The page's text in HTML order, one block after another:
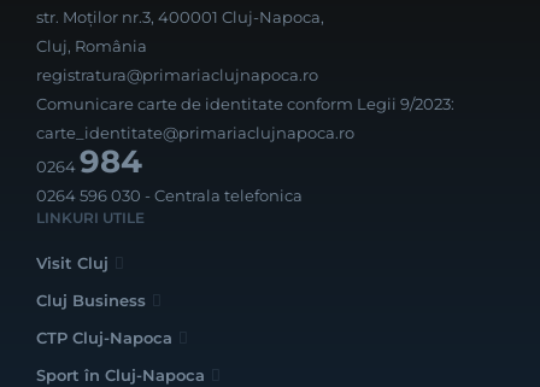
str. Moților nr.3, 400001 Cluj-Napoca,
Cluj, România
registratura@primariaclujnapoca.ro
Comunicare carte de identitate conform Legii 9/2023:
carte_identitate@primariaclujnapoca.ro
0264984
0264 596 030 - Centrala telefonica
LINKURI UTILE
Visit Cluj
Cluj Business
CTP Cluj-Napoca
Sport în Cluj-Napoca